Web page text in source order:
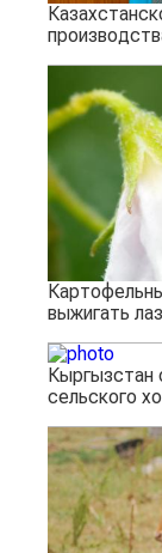
выжигать
Кыргызстан
сельского